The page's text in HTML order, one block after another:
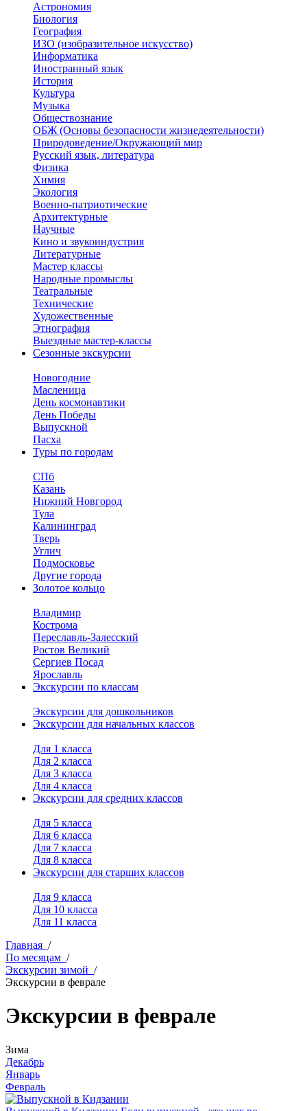
Астрономия
Биология
География
ИЗО (изобразительное искусство)
Информатика
Иностранный язык
История
Культура
Музыка
Обществознание
ОБЖ (Основы безопасности жизнедеятельности)
Природоведение/Окружающий мир
Русский язык, литература
Физика
Химия
Экология
Военно-патриотические
Архитектурные
Научные
Кино и звукоиндустрия
Литературные
Мастер классы
Народные промыслы
Театральные
Технические
Художественные
Этнография
Выездные мастер-классы
Сезонные экскурсии
Новогодние
Масленица
День космонавтики
День Победы
Выпускной
Пасха
Туры по городам
СПб
Казань
Нижний Новгород
Тула
Калининград
Тверь
Углич
Подмосковье
Другие города
Золотое кольцо
Владимир
Кострома
Переславль-Залесский
Ростов Великий
Сергиев Посад
Ярославль
Экскурсии по классам
Экскурсии для дошкольников
Экскурсии для начальных классов
Для 1 класса
Для 2 класса
Для 3 класса
Для 4 класса
Экскурсии для средних классов
Для 5 класса
Для 6 класса
Для 7 класса
Для 8 класса
Экскурсии для старших классов
Для 9 класса
Для 10 класса
Для 11 класса
Главная /
По месяцам /
Экскурсии зимой /
Экскурсии в феврале
Экскурсии в феврале
Зима
Декабрь
Январь
Февраль